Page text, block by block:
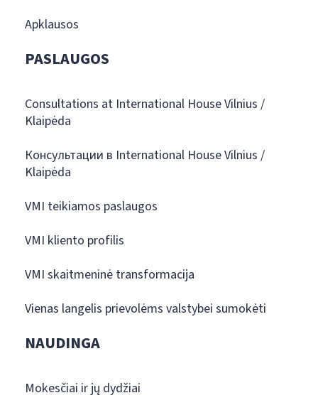
Apklausos
PASLAUGOS
Consultations at International House Vilnius /
Klaipėda
Консультации в International House Vilnius /
Klaipėda
VMI teikiamos paslaugos
VMI kliento profilis
VMI skaitmeninė transformacija
Vienas langelis prievolėms valstybei sumokėti
NAUDINGA
Mokesčiai ir jų dydžiai